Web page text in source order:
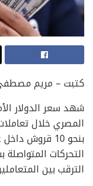
كتبت – مريم
شهد سعر الدولار
بنحو 10 قروش
التحركات
الترقب بين